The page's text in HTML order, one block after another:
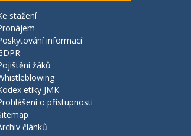
stažení
informací
žáků
etiky JMK
o přístupnosti
článků